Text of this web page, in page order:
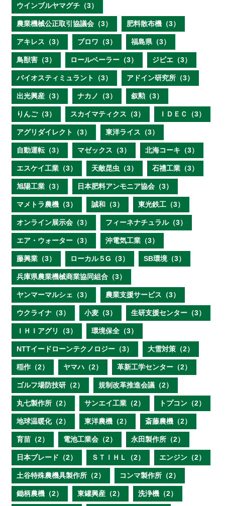
ウインブルヤマグチ（3）
農業機械公正取引協議会（3） 肥料散布機（3）
アキレス（3） ブロワ（3） 福島県（3）
鳥獣害（3） ロールベーラー（3） ジビエ（3）
バイオスティミュラント（3） アドイン研究所（3）
出光興産（3） ナカノ（3） 叙勲（3）
りんご（3） スカイマティクス（3） ＩＤＥＣ（3）
アグリダイレクト（3） 東洋ライス（3）
自動運転（3） マゼックス（3） 北海コーキ（3）
エスケイ工業（3） 天敵昆虫（3） 石禮工業（3）
旭陽工業（3） 日本肥料アンモニア協会（3）
マメトラ農機（3） 誠和（3） 東光鉄工（3）
オンライン展示会（3） フィーネナチュラル（3）
エア・ウォーター（3） 沖電気工業（3）
藤興業（3） ローカル５G（3） SB環境（3）
兵庫県農業機械商業協同組合（3）
ヤンマーマルシェ（3） 農業支援サービス（3）
ウクライナ（3） 小麦（3） 生研支援センター（3）
ＩＨＩアグリ（3） 環境保全（3）
NTTイードローンテクノロジー（3） 大雪対策（2）
稲作（2） ヤマハ（2） 革新工学センター（2）
ゴルフ場防技研（2） 規制改革推進会議（2）
丸七製作所（2） サンエイ工業（2） トプコン（2）
地球温暖化（2） 東洋農機（2） 斎藤農機（2）
育苗（2） 電池工業会（2） 永田製作所（2）
日本ブレード（2） ＳＴＩＨＬ（2） エンジン（2）
土谷特殊農機具製作所（2） コンマ製作所（2）
鋤柄農機（2） 東罐興産（2） 洗浄機（2）